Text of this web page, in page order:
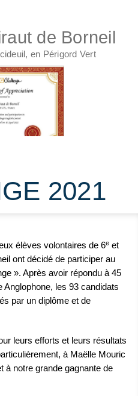
de Borneil
en Périgord Vert
2021
élèves volontaires de 6e et
ont décidé de participer au
». Après avoir répondu à 45
les 93 candidats
par un diplôme et de
leurs efforts et leurs résultats
à Maëlle Mouric
à notre grande gagnante de